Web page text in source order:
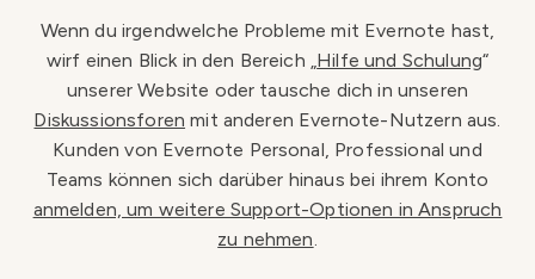
Wenn du irgendwelche Probleme mit Evernote hast,
wirf einen Blick in den Bereich „Hilfe und Schulung“
unserer Website oder tausche dich in unseren
Diskussionsforen mit anderen Evernote-Nutzern aus.
Kunden von Evernote Personal, Professional und
Teams können sich darüber hinaus bei ihrem Konto
anmelden, um weitere Support-Optionen in Anspruch
zu nehmen.